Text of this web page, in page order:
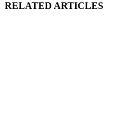
RELATED ARTICLES